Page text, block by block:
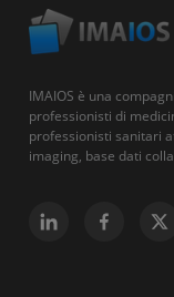
IMAIOS è una
professionisti di
professionisti sanitari
imaging, base dati